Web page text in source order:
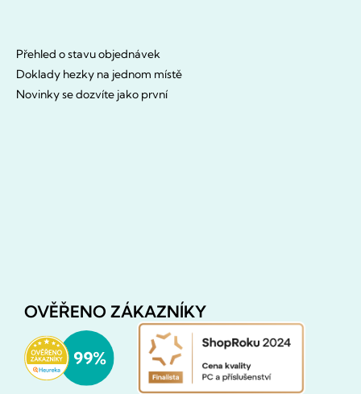
Přehled o stavu objednávek
Doklady hezky na jednom místě
Novinky se dozvíte jako první
OVĚŘENO ZÁKAZNÍKY